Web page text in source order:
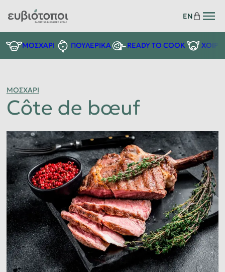
EN
ΜΟΣΧΑΡΙ ΠΟΥΛΕΡΙΚΑ READY TO COOK
ΜΟΣΧΑΡΙ
Côte de bœuf